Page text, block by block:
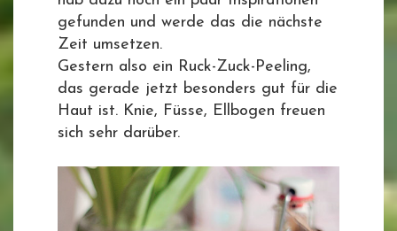
gefunden und werde das die nächste
Zeit umsetzen.
Gestern also ein Ruck-Zuck-Peeling,
das gerade jetzt besonders gut für die
Haut ist. Knie, Füsse, Ellbogen freuen
sich sehr darüber.